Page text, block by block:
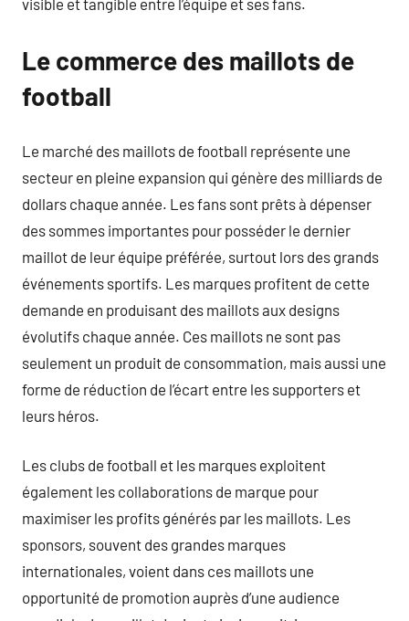
visible et tangible entre l’équipe et ses fans.
Le commerce des maillots de
football
Le marché des maillots de football représente une
secteur en pleine expansion qui génère des milliards de
dollars chaque année. Les fans sont prêts à dépenser
des sommes importantes pour posséder le dernier
maillot de leur équipe préférée, surtout lors des grands
événements sportifs. Les marques profitent de cette
demande en produisant des maillots aux designs
évolutifs chaque année. Ces maillots ne sont pas
seulement un produit de consommation, mais aussi une
forme de réduction de l’écart entre les supporters et
leurs héros.
Les clubs de football et les marques exploitent
également les collaborations de marque pour
maximiser les profits générés par les maillots. Les
sponsors, souvent des grandes marques
internationales, voient dans ces maillots une
opportunité de promotion auprès d’une audience